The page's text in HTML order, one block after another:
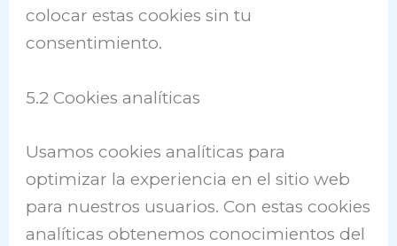
colocar estas cookies sin tu
consentimiento.
5.2 Cookies analíticas
Usamos cookies analíticas para
optimizar la experiencia en el sitio web
para nuestros usuarios. Con estas cookies
analíticas obtenemos conocimientos del